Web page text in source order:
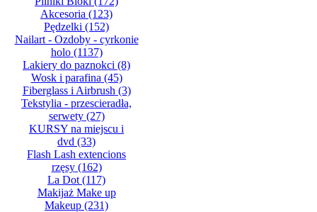
Akcesoria (123)
Pędzelki (152)
Nailart - Ozdoby - cyrkonie
holo(1137)
Lakiery do paznokci (8)
Wosk i parafina (45)
Fiberglass i Airbrush (3)
Tekstylia - przescieradła,
serwety(27)
KURSY na miejscu i
dvd (33)
Flash Lash extencions
rzęsy(162)
La Dot (117)
Makijaż Make up
Makeup (231)